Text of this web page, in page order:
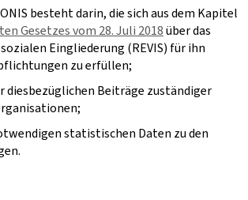
besteht darin, die sich aus dem Kapitel
Gesetzes vom 28. Juli 2018über das
Eingliederung (REVIS) für ihn
zu erfüllen;
diesbezüglichen Beiträge zuständiger
statistischen Daten zu den